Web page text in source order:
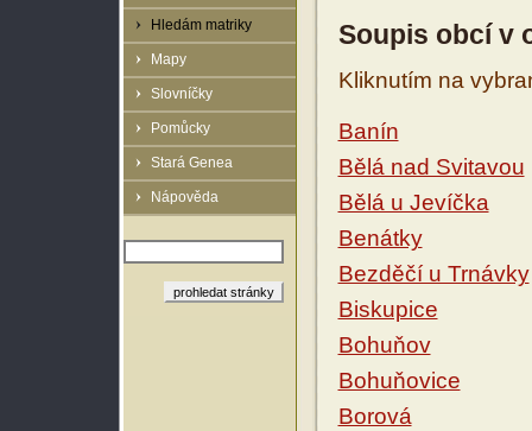
Hledám matriky
Mapy
Slovníčky
Pomůcky
Stará Genea
Nápověda
Soupis obcí v
Kliknutím na
Banín
Bělá nad Svitavou
Bělá u Jevíčka
Benátky
Bezděčí u Trnávky
Biskupice
Bohuňov
Bohuňovice
Borová